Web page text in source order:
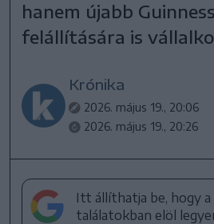
hanem újabb
felállítására is
Krónika
2026. május 19., 20:06
2026. május 19., 20:26
Itt állíthatja be, hogy a
találatokban elöl